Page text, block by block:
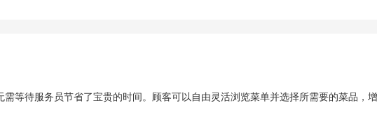
等待服务员节省了宝贵的时间。顾客可以自由灵活浏览菜单并选择所需要的菜品，